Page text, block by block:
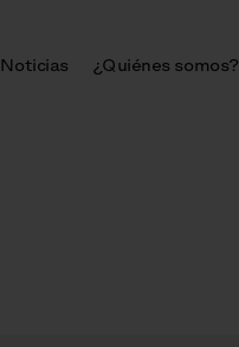
Noticias ¿Quiénes somos?